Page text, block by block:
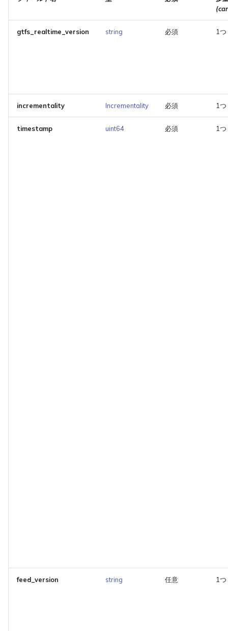
gtfs_realtime_version string 必須 1つ
incrementality Incrementality 必須 1つ
timestamp uint64 必須 1つ
feed_version string 任意 1つ